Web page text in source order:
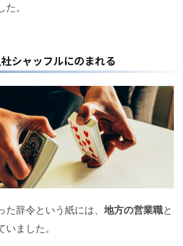
。
シャッフルにのまれる
辞令という紙には、 地方の営業職と
ました。